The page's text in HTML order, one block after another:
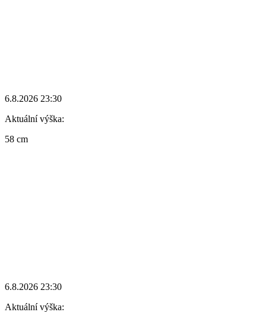
6.8.2026 23:30
Aktuální výška:
58 cm
6.8.2026 23:30
Aktuální výška: